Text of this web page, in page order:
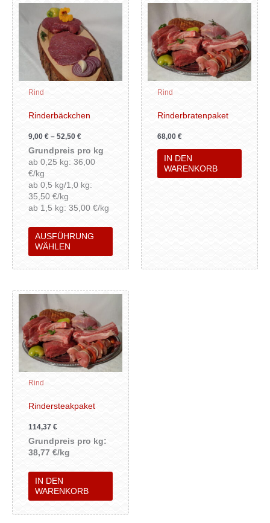
Rind
Rinderbäckchen
9,00€ –52,50€
Grundpreis pro kg
ab 0,25 kg: 36,00
€/kg
ab 0,5 kg/1,0 kg:
35,50 €/kg
ab 1,5 kg: 35,00 €/kg
AUSFÜHRUNG
WÄHLEN
Dieses
Produkt
weist
mehrere
Varianten
auf.
Optionen
können
Produktseite
gewählt
werden
Rind
Rinderbratenpaket
68,00€
IN DEN
WARENKORB
Rind
Rindersteakpaket
114,37€
Grundpreis pro kg:
38,77 €/kg
IN DEN
WARENKORB